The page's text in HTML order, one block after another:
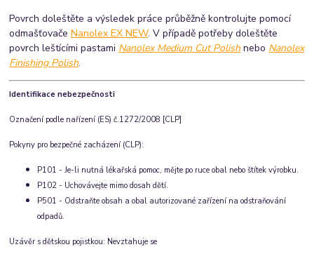
Povrch doleštěte a výsledek práce průběžně kontrolujte pomocí
odmašťovačeNanolex EX NEW. V případě potřeby doleštěte
povrch leštícími pastami Nanolex Medium Cut Polish nebo Nanolex
Finishing Polish.
Identifikace nebezpečnosti
Označení podle nařízení (ES) č.1272/2008 [CLP]
Pokyny pro bezpečné zacházení (CLP):
P101 - Je-li nutná lékařská pomoc, mějte po ruce obal nebo štítek výrobku.
P102 - Uchovávejte mimo dosah dětí.
P501 - Odstraňte obsah a obal autorizované zařízení na odstraňování
odpadů.
Uzávěr s dětskou pojistkou: Nevztahuje se